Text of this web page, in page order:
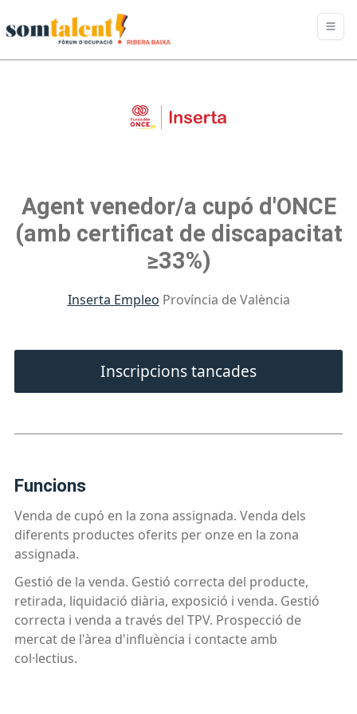
Agent venedor/a cupó d'ONCE
(amb certificat de discapacitat
≥33%)
Inserta Empleo Província de València
Inscripcions tancades
funcions
Venda de cupó en la zona assignada. Venda dels
diferents productes oferits per onze en la zona
assignada.
Gestió de la venda. Gestió correcta del producte,
retirada, liquidació diària, exposició i venda. Gestió
correcta i venda a través del TPV. Prospecció de
mercat de l'àrea d'influència i contacte amb
col·lectius.